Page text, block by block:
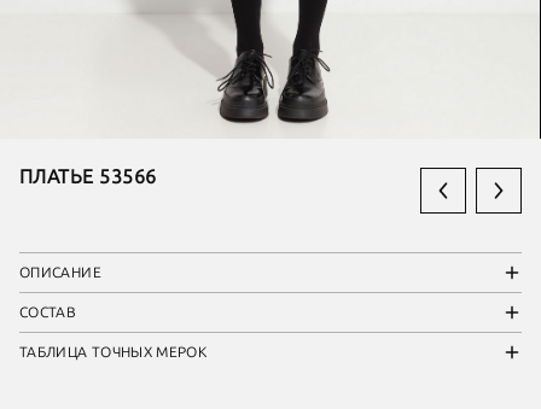
ПЛАТЬЕ 53566
ОПИСАНИЕ
СОСТАВ
ТАБЛИЦА ТОЧНЫХ МЕРОК